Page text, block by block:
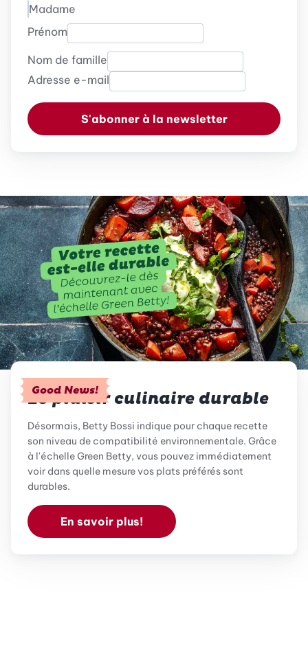
Madame
Prénom
Nom de famille
Adresse e-mail
S'abonner à la newsletter
Good News!
Le plaisir culinaire durable
Désormais, Betty Bossi indique pour chaque recette
son niveau de compatibilité environnementale. Grâce
à l'échelle Green Betty, vous pouvez immédiatement
voir dans quelle mesure vos plats préférés sont
durables.
En savoir plus!